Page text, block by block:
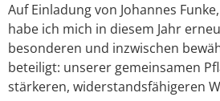
Auf Einladung von Johannes
habe ich mich in diesem Jahr
besonderen und inzwischen
beteiligt: unserer gemeinsamen
stärkeren, widerstandsfähigeren